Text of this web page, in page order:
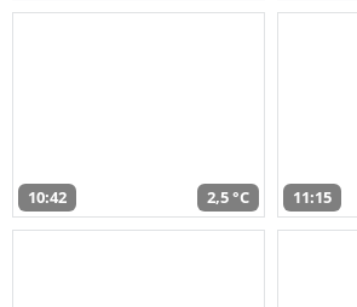
10:42 2,5 °C 11:15